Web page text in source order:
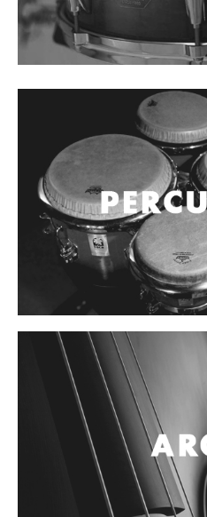
Procesadores y efectos
Monitores de estudio
Interfaz para grabación
Audífonos y monitoreo personal
Estantes y soportes
Instalaciones y publicidad
Accesorios
Controladores
Mezcladora
Interfaz
Agujas
Audifonos
Accesorios
Luces y Escenario